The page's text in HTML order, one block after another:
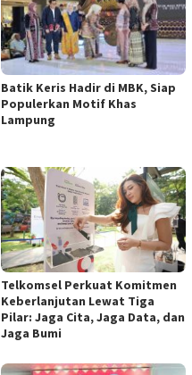
Batik Keris Hadir di MBK, Siap
Populerkan Motif Khas
Lampung
Telkomsel Perkuat Komitmen
Keberlanjutan Lewat Tiga
Pilar: Jaga Cita, Jaga Data, dan
Jaga Bumi